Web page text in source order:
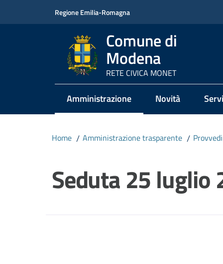
Regione Emilia-Romagna
Comune di
Modena
RETE CIVICA MONET
Amministrazione
Menu selezionato Novità
Home / Amministrazione trasparente /
Seduta 25 luglio